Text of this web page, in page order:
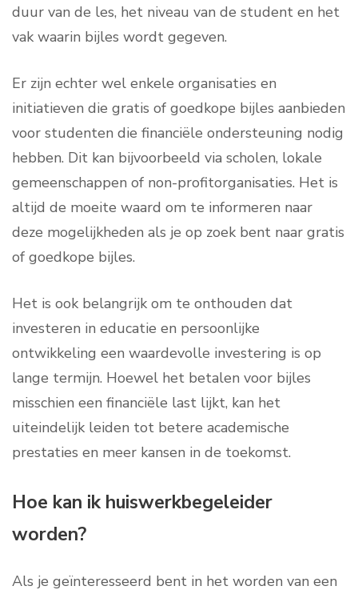
duur van de les, het niveau van de student en het
vak waarin bijles wordt gegeven.
Er zijn echter wel enkele organisaties en
initiatieven die gratis of goedkope bijles aanbieden
voor studenten die financiële ondersteuning nodig
hebben. Dit kan bijvoorbeeld via scholen, lokale
gemeenschappen of non-profitorganisaties. Het is
altijd de moeite waard om te informeren naar
deze mogelijkheden als je op zoek bent naar gratis
of goedkope bijles.
Het is ook belangrijk om te onthouden dat
investeren in educatie en persoonlijke
ontwikkeling een waardevolle investering is op
lange termijn. Hoewel het betalen voor bijles
misschien een financiële last lijkt, kan het
uiteindelijk leiden tot betere academische
prestaties en meer kansen in de toekomst.
Hoe kan ik huiswerkbegeleider
worden?
Als je geïnteresseerd bent in het worden van een